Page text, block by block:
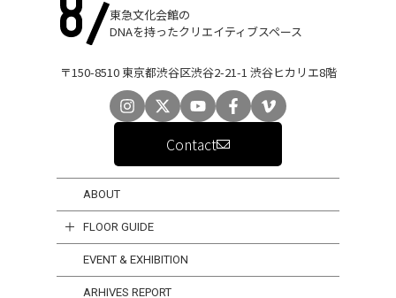
東急文化会館の
DNAを持ったクリエイティブスペース
〒150-8510 東京都渋谷区渋谷2-21-1 渋谷ヒカリエ8階
Contact
ABOUT
FLOOR GUIDE
EVENT & EXHIBITION
ARHIVES REPORT